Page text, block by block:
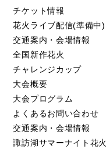
チケット情報
花火ライブ配信(準備中)
交通案内・会場情報
全国新作花火
チャレンジカップ
大会概要
大会プログラム
よくあるお問い合わせ
交通案内・会場情報
諏訪湖サマーナイト花火